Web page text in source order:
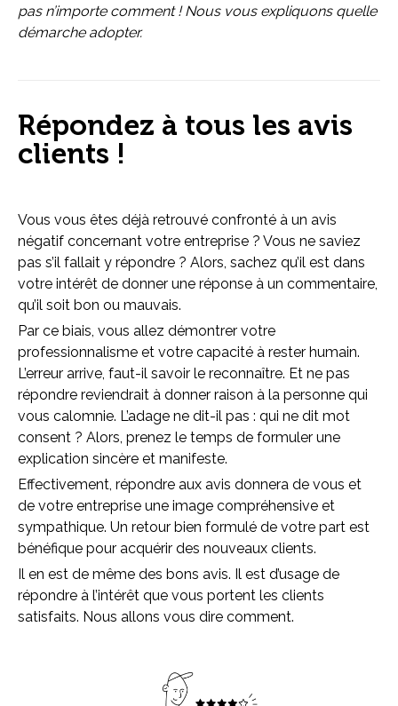
pas n’importe comment ! Nous vous expliquons quelle
démarche adopter.
Répondez à tous les avis
clients !
Vous vous êtes déjà retrouvé confronté à un avis
négatif concernant votre entreprise ? Vous ne saviez
pas s’il fallait y répondre ? Alors, sachez qu’il est dans
votre intérêt de donner une réponse à un commentaire,
qu’il soit bon ou mauvais.
Par ce biais, vous allez démontrer votre
professionnalisme et votre capacité à rester humain.
L’erreur arrive, faut-il savoir le reconnaître. Et ne pas
répondre reviendrait à donner raison à la personne qui
vous calomnie. L’adage ne dit-il pas : qui ne dit mot
consent ? Alors, prenez le temps de formuler une
explication sincère et manifeste.
Effectivement, répondre aux avis donnera de vous et
de votre entreprise une image compréhensive et
sympathique. Un retour bien formulé de votre part est
bénéfique pour acquérir des nouveaux clients.
Il en est de même des bons avis. Il est d’usage de
répondre à l’intérêt que vous portent les clients
satisfaits. Nous allons vous dire comment.